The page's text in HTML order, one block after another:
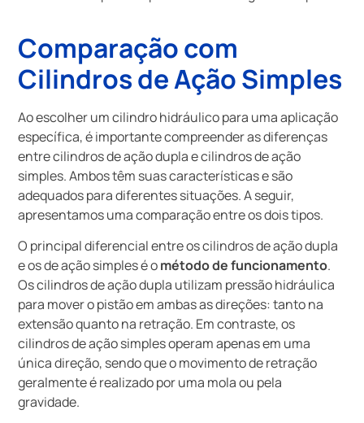
Comparação com
Cilindros de Ação Simples
Ao escolher um cilindro hidráulico para uma aplicação
específica, é importante compreender as diferenças
entre cilindros de ação dupla e cilindros de ação
simples. Ambos têm suas características e são
adequados para diferentes situações. A seguir,
apresentamos uma comparação entre os dois tipos.
O principal diferencial entre os cilindros de ação dupla
e os de ação simples é ométodo de funcionamento.
Os cilindros de ação dupla utilizam pressão hidráulica
para mover o pistão em ambas as direções: tanto na
extensão quanto na retração. Em contraste, os
cilindros de ação simples operam apenas em uma
única direção, sendo que o movimento de retração
geralmente é realizado por uma mola ou pela
gravidade.